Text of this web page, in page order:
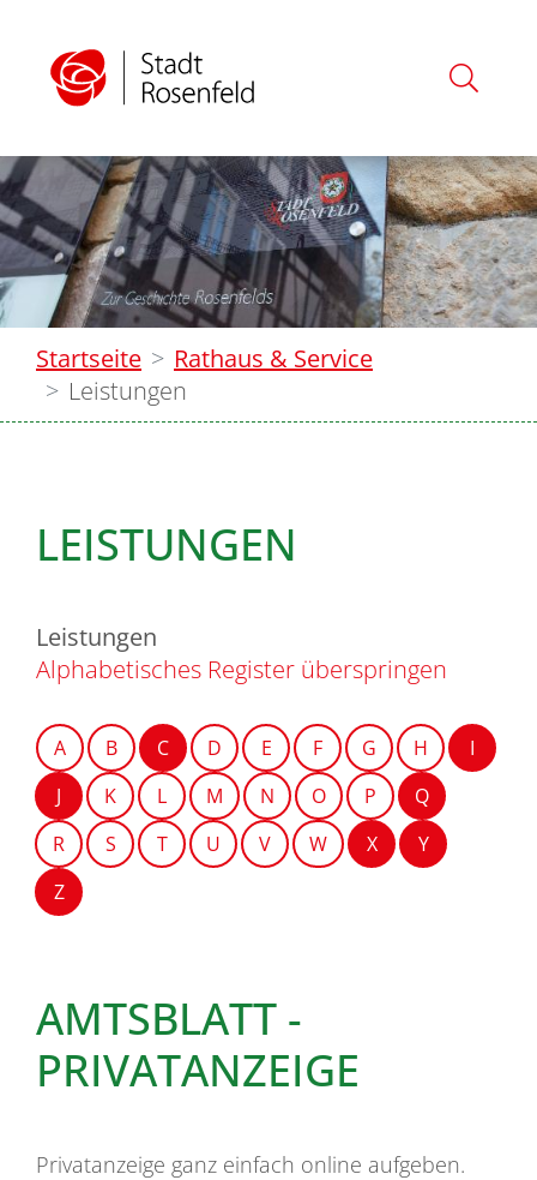
Startseite
Rathaus & Service
Leistungen
LEISTUNGEN
Leistungen
Alphabetisches Register überspringen
A B C D E F G H
I
J
K L M N O P
Q
R
S T U V W X
Y
Z
AMTSBLATT -
PRIVATANZEIGE
Privatanzeige ganz einfach online aufgeben.